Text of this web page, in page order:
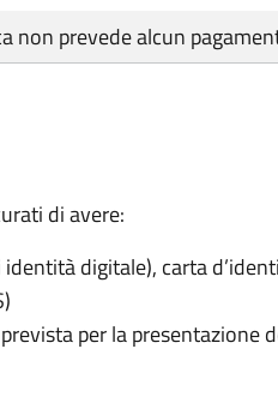
non prevede alcun
di avere:
digitale), carta
per la presentazione